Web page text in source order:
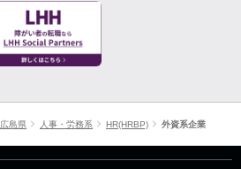
広島県 人事・労務系 HR(HRBP) 外資系企業